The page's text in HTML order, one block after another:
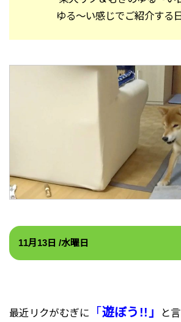
ゆる～い感じでご紹介する
11月13 日 /水曜日
最近リクがむぎに 「 遊ぼう!!」
と